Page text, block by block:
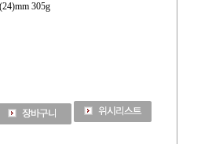
305g